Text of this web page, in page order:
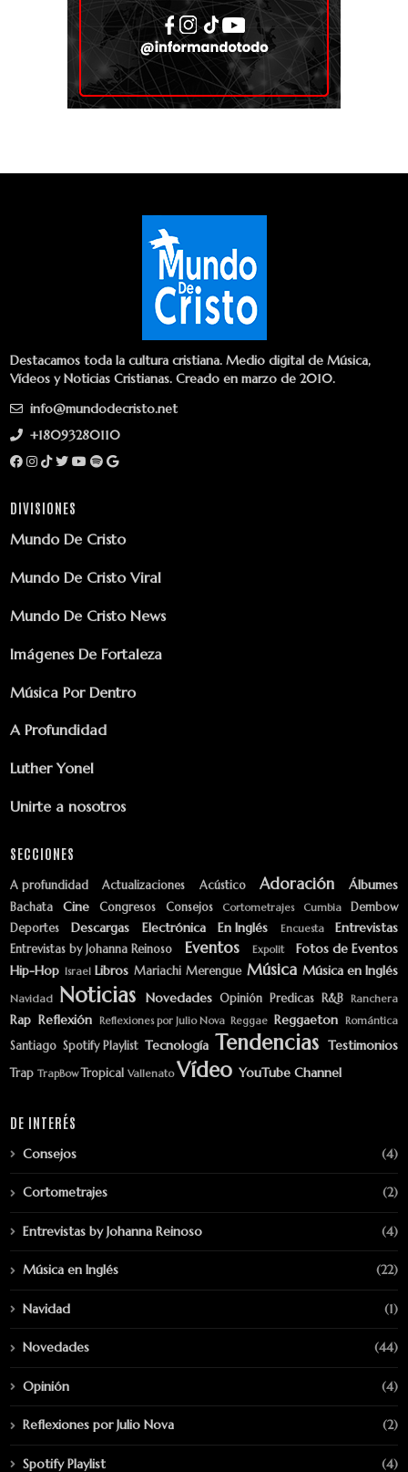
Destacamos toda la cultura cristiana. Medio digital de Música,
Vídeos y Noticias Cristianas. Creado en marzo de 2010.
info@mundodecristo.net
+18093280110
DIVISIONES
Mundo De Cristo
Mundo De Cristo Viral
Mundo De Cristo News
Imágenes De Fortaleza
Música Por Dentro
A Profundidad
Luther Yonel
Unirte a nosotros
SECCIONES
A profundidad Actualizaciones Acústico Adoración Álbumes
Bachata Cine Congresos Consejos Cortometrajes Cumbia
Dembow
Deportes
Descargas Electrónica En Inglés Encuesta Entrevistas
Entrevistas by Johanna Reinoso Eventos Expolit
Fotos de Eventos
Hip-Hop Israel Libros Mariachi Merengue Música Música en Inglés
Navidad Noticias Novedades Opinión Predicas R&B Ranchera
Rap Reflexión Reflexiones por Julio Nova Reggae Reggaeton Romántica
Santiago Spotify Playlist Tecnología Tendencias Testimonios
Trap TrapBow Tropical Vallenato Vídeo YouTube Channel
DE INTERÉS
Consejos (4)
Cortometrajes (2)
Entrevistas by Johanna Reinoso (4)
Música en Inglés (22)
Navidad (1)
Novedades (44)
Opinión (4)
Reflexiones por Julio Nova (2)
Spotify Playlist (4)